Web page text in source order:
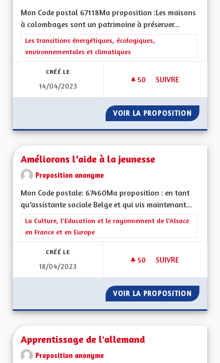
Mon Code postal 67118Ma proposition :Les maisons
à colombages sont un patrimoine à préserver...
Filtrer les résultats de la catégorie : Les transitions
Les transitions énergétiques, écologiques,
environnementales et climatiques
CRÉÉ LE
14/04/2023
50 50 ABONNÉS
SUIVRE
VOIR LA PROPOSITION
Améliorons l’aide à la jeunesse
Proposition anonyme
Mon Code postale: 67460Ma proposition : en tant
qu’assistante sociale Belge et qui vis maintenant...
Filtrer les résultats de la catégorie : La Culture, l'Education et
La Culture, l'Education et le rayonnement de l'Alsace
en France et en Europe
CRÉÉ LE
18/04/2023
50 50 ABONNÉS
SUIVRE
VOIR LA PROPOSITION
Apprentissage de l'allemand
Proposition anonyme